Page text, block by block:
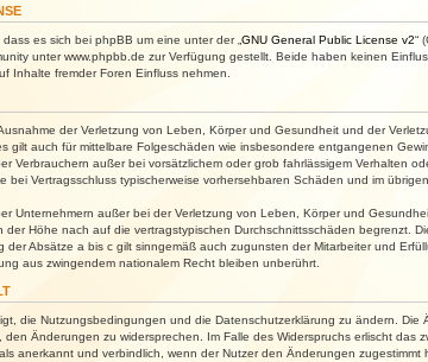
es sich bei phpBB um eine unter der „ GNU General Public License v2“
unter www.phpbb.de zur Verfügung gestellt. Beide haben keinen
Inhalte fremder Foren Einfluss nehmen.
der Verletzung von Leben, Körper und Gesundheit und der
gilt auch für mittelbare Folgeschäden wie insbesondere entgangenen
Verbrauchern außer bei vorsätzlichem oder grob fahrlässigem Verhalten
bei Vertragsschluss typischerweise vorhersehbaren Schäden und im
Unternehmern außer bei der Verletzung von Leben, Körper und
der Höhe nach auf die vertragstypischen Durchschnittsschäden begrenzt.
der Absätze a bis c gilt sinngemäß auch zugunsten der Mitarbeiter und
aus zwingendem nationalem Recht bleiben unberührt.
die Nutzungsbedingungen und die Datenschutzerklärung zu ändern. Die
den Änderungen zu widersprechen. Im Falle des Widerspruchs erlischt das
anerkannt und verbindlich, wenn der Nutzer den Änderungen zugestimmt